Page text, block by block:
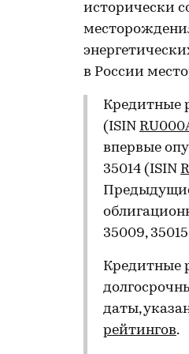
исторически
в России
Кредитные
(ISIN
впервые
35014 (ISIN
35009,
Кредитные
даты,
рейтингов.